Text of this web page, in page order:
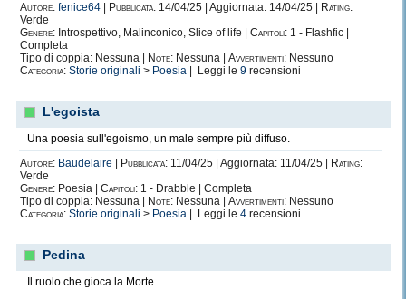
Autore: fenice64 Pubblicata: 14/04/25 | Aggiornata: 14/04/25 |
Rating:
Verde
Genere: Introspettivo, Malinconico, Slice of life | Capitoli: 1 - Flashfic |
Completa
Tipo di coppia: Nessuna |
Note: Nessuna | Avvertimenti: Nessuno
Categoria: Storie originali > Poesia | Leggi le 9 recensioni
L'egoista
Una poesia sull'egoismo, un male sempre più diffuso.
Autore: Baudelaire Pubblicata: 11/04/25 | Aggiornata: 11/04/25 |
Rating:
Verde
Genere: Poesia | Capitoli: 1 - Drabble | Completa
Tipo di coppia: Nessuna |
Note: Nessuna | Avvertimenti: Nessuno
Categoria: Storie originali > Poesia | Leggi le 4 recensioni
Pedina
Il ruolo che gioca la Morte...